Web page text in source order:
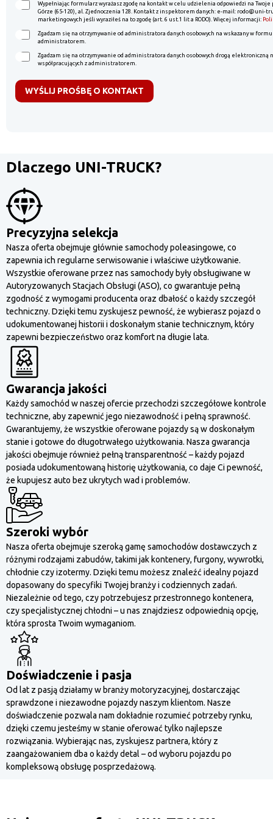
Wypełniając formularz wyrażasz zgodę na kontakt w celu udzielenia odpowiedzi na
Górze (65-120), al. Zjednoczenia 128. Kontakt z inspektorem danych: e-mail: rodo@uni-
marketingowych jeśli wyraziłeś na to zgodę (art. 6 ust.1 lit a RODO). Więcej informacji:
Zgadzam się na otrzymywanie od administratora danych osobowych na wskazany w
administratorem.
Zgadzam się na otrzymywanie od administratora danych osobowych drogą
współpracujących z administratorem.
WYŚLIJ PROŚBĘ O KONTAKT
Dlaczego UNI-TRUCK?
Precyzyjna selekcja
Nasza oferta obejmuje głównie samochody poleasingowe, co
zapewnia ich regularne serwisowanie i właściwe użytkowanie.
Wszystkie oferowane przez nas samochody były obsługiwane w
Autoryzowanych Stacjach Obsługi (ASO), co gwarantuje pełną
zgodność z wymogami producenta oraz dbałość o każdy szczegół
techniczny. Dzięki temu zyskujesz pewność, że wybierasz pojazd o
udokumentowanej historii i doskonałym stanie technicznym, który
zapewni bezpieczeństwo oraz komfort na długie lata.
Gwarancja jakości
Każdy samochód w naszej ofercie przechodzi szczegółowe kontrole
techniczne, aby zapewnić jego niezawodność i pełną sprawność.
Gwarantujemy, że wszystkie oferowane pojazdy są w doskonałym
stanie i gotowe do długotrwałego użytkowania. Nasza gwarancja
jakości obejmuje również pełną transparentność – każdy pojazd
posiada udokumentowaną historię użytkowania, co daje Ci pewność,
że kupujesz auto bez ukrytych wad i problemów.
Szeroki wybór
Nasza oferta obejmuje szeroką gamę samochodów dostawczych z
różnymi rodzajami zabudów, takimi jak kontenery, furgony, wywrotki,
chłodnie czy izotermy. Dzięki temu możesz znaleźć idealny pojazd
dopasowany do specyfiki Twojej branży i codziennych zadań.
Niezależnie od tego, czy potrzebujesz przestronnego kontenera,
czy specjalistycznej chłodni – u nas znajdziesz odpowiednią opcję,
która sprosta Twoim wymaganiom.
Doświadczenie i pasja
Od lat z pasją działamy w branży motoryzacyjnej, dostarczając
sprawdzone i niezawodne pojazdy naszym klientom. Nasze
doświadczenie pozwala nam dokładnie rozumieć potrzeby rynku,
dzięki czemu jesteśmy w stanie oferować tylko najlepsze
rozwiązania. Wybierając nas, zyskujesz partnera, który z
zaangażowaniem dba o każdy detal – od wyboru pojazdu po
kompleksową obsługę posprzedażową.